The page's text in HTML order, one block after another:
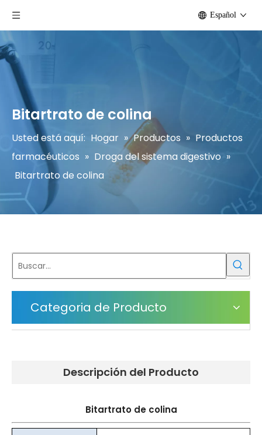
Español
Bitartrato de colina
Usted está aquí: Hogar » Productos » Productos
farmacéuticos » Droga del sistema digestivo »
Bitartrato de colina
Categoria de Producto
Descripción del Producto
Bitartrato de colina